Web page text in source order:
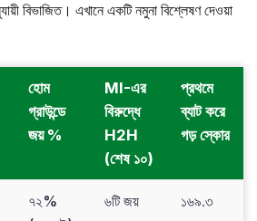
বিভাজিত। এখানে একটি নমুনা বিশ্লেষণ দেওয়া
হোম
গ্রাউন্ডে
জয় %
MI-এর
বিরুদ্ধে
H2H
(শেষ ১০)
প্রথমে
ব্যাট করে
গড় স্কোর
৭২%
৬টি জয় ১৬৯.৩